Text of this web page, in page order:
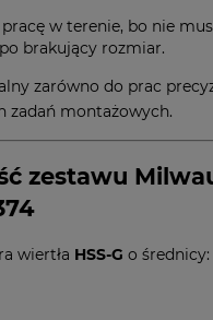
pracę w terenie, bo nie
brakujący rozmiar.
zarówno do prac
zadań montażowych.
zestawu
wiertła HSS-G o średnicy: